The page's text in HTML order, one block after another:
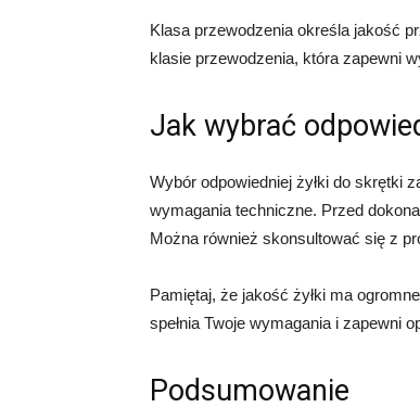
Klasa przewodzenia określa jakość
klasie przewodzenia, która zapewni
Jak wybrać
Wybór odpowiedniej żyłki do skrętki
wymagania techniczne. Przed
Można również skonsultować się z
Pamiętaj, że jakość żyłki ma
spełnia Twoje wymagania i zapewni
Podsumowanie